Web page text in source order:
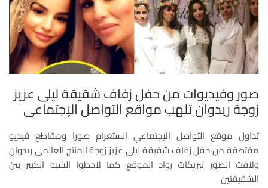
صور وفيديوات من حفل زفاف شقيقة ليلى عزيز
زوجة ريدوان تلهب مواقع التواصل الإجتماعي
تداول موقع التواصل الإجتماعي انستغرام صورا ومقاطع فيديو
مقتطفة من حفل زفاف شقيقة ليلى عزيز زوجة المنتج العالمي ريدوان
ولاقت الصور تبريكات رواد الموقع كما لاحظوا الشبه الكبير بين
الشقيقتين